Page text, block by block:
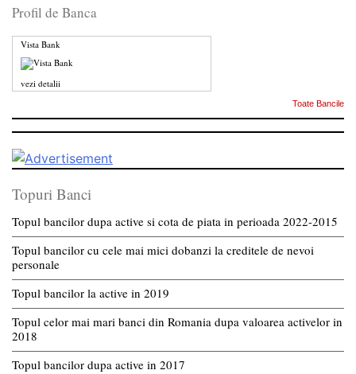
Profil de Banca
Vista Bank
vezi detalii
Toate Bancile
Topuri Banci
Topul bancilor dupa active si cota de piata in perioada 2022-2015
Topul bancilor cu cele mai mici dobanzi la creditele de nevoi
personale
Topul bancilor la active in 2019
Topul celor mai mari banci din Romania dupa valoarea activelor in
2018
Topul bancilor dupa active in 2017